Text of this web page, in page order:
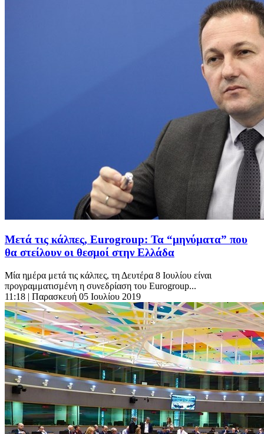
Μετά τις κάλπες, Eurogroup: Τα “μηνύματα” που
θα στείλουν οι θεσμοί στην Ελλάδα
Μία ημέρα μετά τις κάλπες, τη Δευτέρα 8 Ιουλίου είναι
προγραμματισμένη η συνεδρίαση του Eurogroup...
11:18 | Παρασκευή 05 Ιουλίου 2019